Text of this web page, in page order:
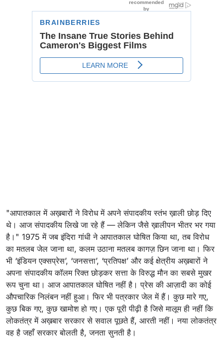
"आपातकाल में अख़बारों ने विरोध में अपने संपादकीय स्तंभ ख़ाली छोड़ दिए
थे। आज संपादकीय लिखे जा रहे हैं — लेकिन जैसे ख़ालीपन भीतर भर गया
है।" 1975 में जब इंदिरा गांधी ने आपातकाल घोषित किया था, तब विरोध
का मतलब जेल जाना था, कलम उठाना मतलब कागज़ छिन जाना था। फिर
भी ‘इंडियन एक्सप्रेस’, ‘जनसत्ता’, ‘प्रतिपक्ष’ और कई क्षेत्रीय अख़बारों ने
अपना संपादकीय कॉलम रिक्त छोड़कर सत्ता के विरुद्ध मौन का सबसे मुखर
रूप चुना था। आज आपातकाल घोषित नहीं है। प्रेस की आज़ादी का कोई
औपचारिक निलंबन नहीं हुआ। फिर भी पत्रकार जेल में हैं। कुछ मारे गए,
कुछ बिक गए, कुछ खामोश हो गए। एक पूरी पीढ़ी है जिसे मालूम ही नहीं कि
लोकतंत्र में अख़बार सरकार से सवाल पूछते हैं, आरती नहीं। नया लोकतंत्र
वह है जहाँ सरकार बोलती है, जनता सुनती है।